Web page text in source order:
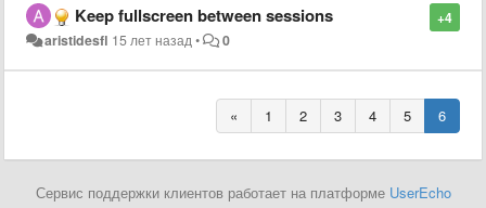
+4
Keep fullscreen between sessions
aristidesfl 15 лет назад• 0
« 1 2 3 4 5 6
Сервис поддержки клиентов работает на платформе UserEcho